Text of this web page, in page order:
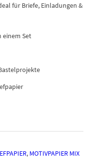
für Briefe, Einladungen &
einem Set
, MOTIVPAPIER MIX